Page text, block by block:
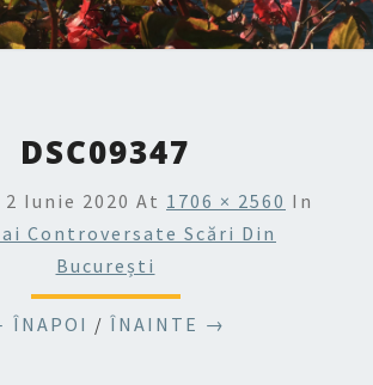
DSC09347
2 Iunie 2020 At 1706 × 2560 In
Controversate Scări Din
București
ÎNAPOI / ÎNAINTE →